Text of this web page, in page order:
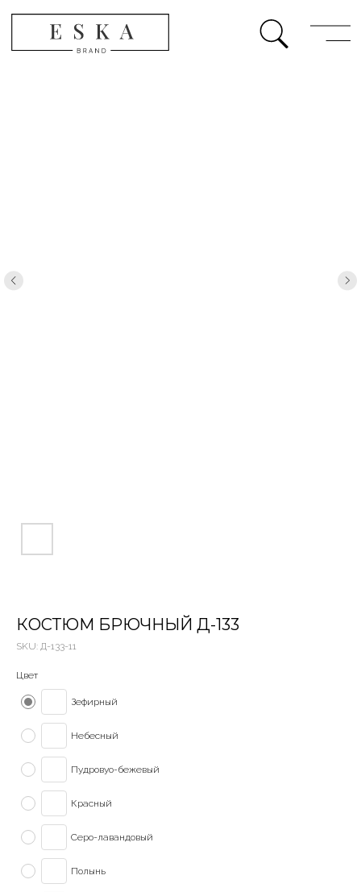
КОСТЮМ БРЮЧНЫЙ Д-133
SKU: Д-133-11
Цвет
Зефирный
Небесный
Пудровуо-бежевый
Красный
Серо-лавандовый
Полынь